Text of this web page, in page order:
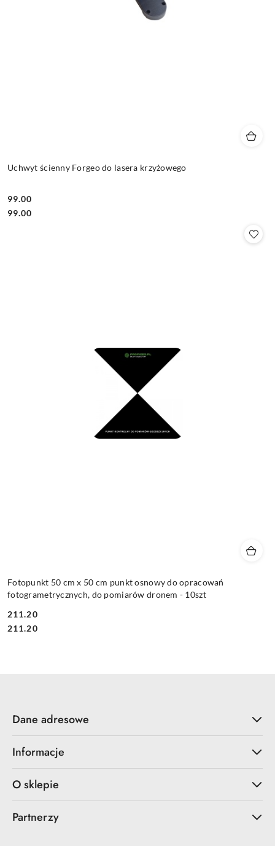
Uchwyt ścienny Forgeo do lasera krzyżowego
Cena:
99.00
Cena:
99.00
Fotopunkt 50 cm x 50 cm punkt osnowy do opracowań
fotogrametrycznych, do pomiarów dronem - 10szt
Cena:
211.20
Cena:
211.20
Dane adresowe
Informacje
O sklepie
Partnerzy